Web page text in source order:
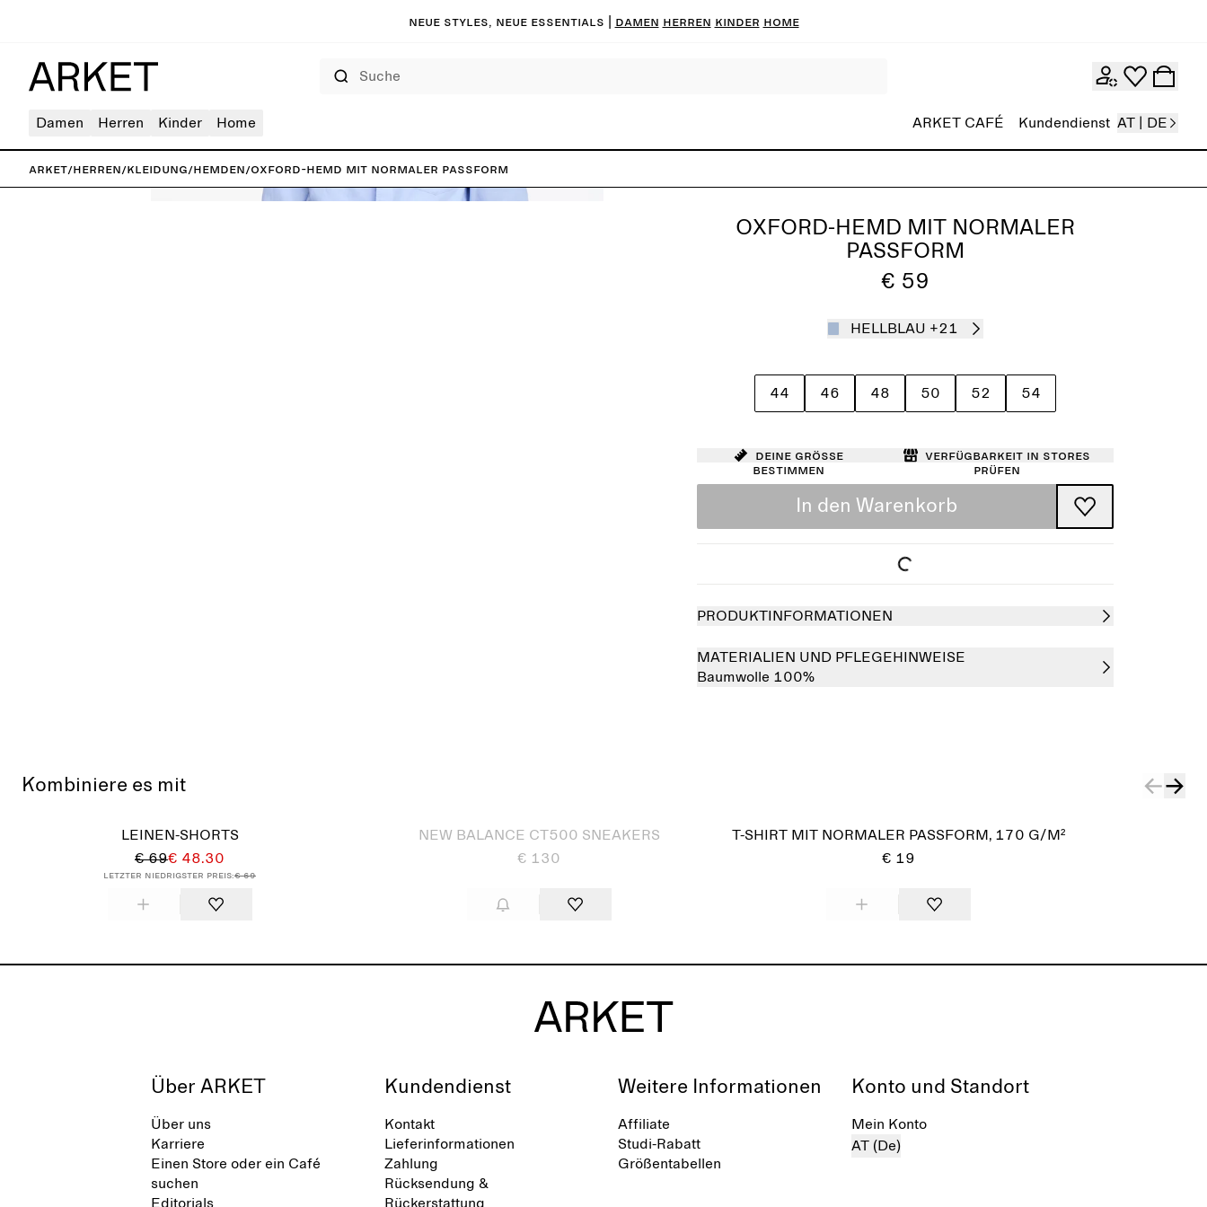
Neue Styles, neue Essentials | DAMEN HERREN KINDER HOME
Damen Herren Kinder Home ARKET CAFÉ Kundendienst AT | DE
ARKET/Herren/Kleidung/Hemden/Oxford-Hemd mit normaler Passform
OXFORD-HEMD MIT NORMALER
PASSFORM
€ 59
HELLBLAU +21
44 46 48 50 52 54
Deine Größe
bestimmen
Verfügbarkeit in Stores
prüfen
In den Warenkorb
PRODUKTINFORMATIONEN
MATERIALIEN UND PFLEGEHINWEISE
Baumwolle 100%
Kombiniere es mit
LEINEN-SHORTS
€ 69€ 48.30
Letzter niedrigster Preis:€ 69
NEW BALANCE CT500 SNEAKERS
€ 130
T-SHIRT MIT NORMALER PASSFORM, 170 G/M²
€ 19
Über ARKET
Über uns
Karriere
Einen Store oder ein Café
suchen
Editorials
Kundendienst
Kontakt
Lieferinformationen
Zahlung
Rücksendung &
Rückerstattung
Weitere Informationen
Affiliate
Studi-Rabatt
Größentabellen
Konto und Standort
Mein Konto
AT (De)